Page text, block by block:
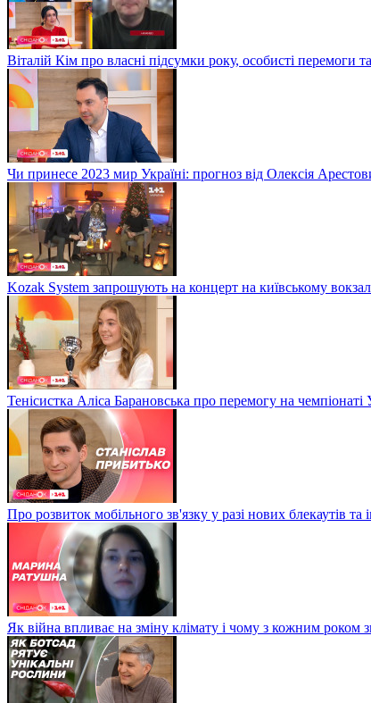
Віталій Кім про власні підсумки року, особисті перемоги
Чи принесе 2023 мир Україні: прогноз від Олексія
Kozak System запрошують на концерт на київському
Тенісистка Аліса Барановська про перемогу на чемпіонаті
Про розвиток мобільного зв'язку у разі нових блекаутів та
Як війна впливає на зміну клімату і чому з кожним